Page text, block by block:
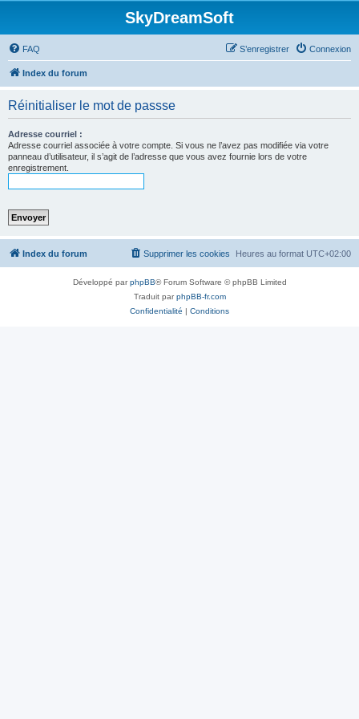
SkyDreamSoft
FAQ Connexion
S’enregistrer
Index du forum
Réinitialiser le mot de passse
Adresse courriel :
Adresse courriel associée à votre compte. Si vous ne l’avez pas modifiée via votre
panneau d’utilisateur, il s’agit de l’adresse que vous avez fournie lors de votre
enregistrement.
Index du forum Heures au format UTC+02:00
Supprimer les cookies
Développé parphpBB® Forum Software © phpBB Limited
Traduit parphpBB-fr.com
Confidentialité | Conditions